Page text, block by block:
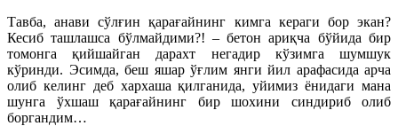
Тавба, анави сўлғин қарағайнинг кимга кераги бор экан?
Кесиб ташлашса бўлмайдими?! – бетон ариқча бўйида бир
томонга қийшайган дарахт негадир кўзимга шумшук
кўринди. Эсимда, беш яшар ўғлим янги йил арафасида арча
олиб келинг деб хархаша қилганида, уйимиз ёнидаги мана
шунга ўхшаш қарағайнинг бир шохини синдириб олиб
боргандим…